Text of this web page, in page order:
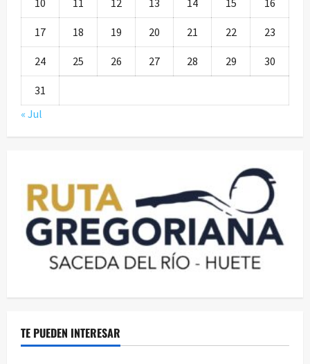
10 11 12 13 14 15 16
17 18 19 20 21 22 23
24 25 26 27 28 29 30
31
« Jul
TE PUEDEN INTERESAR